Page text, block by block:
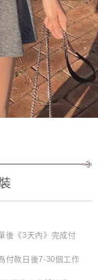
後《3天內》完成付
付款日後7-30個工作